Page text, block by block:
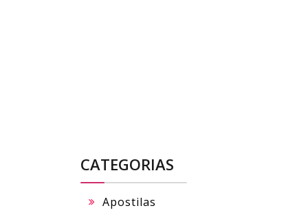
CATEGORIAS
Apostilas